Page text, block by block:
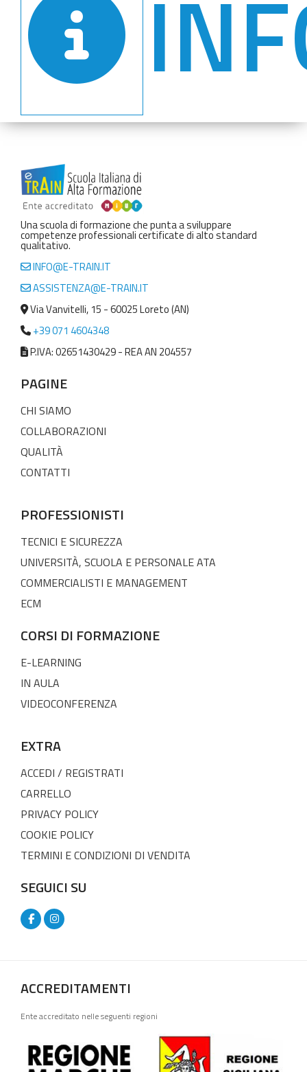
Una scuola di formazione che punta a sviluppare
competenze professionali certificate di alto standard
qualitativo.
INFO@E-TRAIN.IT
ASSISTENZA@E-TRAIN.IT
Via Vanvitelli, 15 - 60025 Loreto (AN)
+39 071 4604348
P.IVA: 02651430429 - REA AN 204557
PAGINE
CHI SIAMO
COLLABORAZIONI
QUALITÀ
CONTATTI
PROFESSIONISTI
TECNICI E SICUREZZA
UNIVERSITÀ, SCUOLA E PERSONALE ATA
COMMERCIALISTI E MANAGEMENT
ECM
CORSI DI FORMAZIONE
E-LEARNING
IN AULA
VIDEOCONFERENZA
EXTRA
ACCEDI / REGISTRATI
CARRELLO
PRIVACY POLICY
COOKIE POLICY
TERMINI E CONDIZIONI DI VENDITA
SEGUICI SU
ACCREDITAMENTI
Ente accreditato nelle seguenti regioni